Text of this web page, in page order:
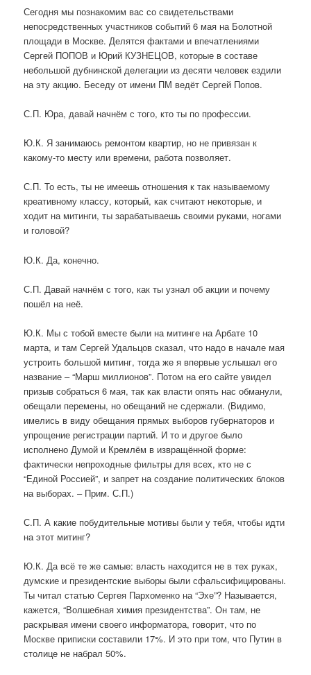
Сегодня мы познакомим вас со свидетельствами
непосредственных участников событий 6 мая на Болотной
площади в Москве. Делятся фактами и впечатлениями
Сергей ПОПОВ и Юрий КУЗНЕЦОВ, которые в составе
небольшой дубнинской делегации из десяти человек ездили
на эту акцию. Беседу от имени ПМ ведёт Сергей Попов.
С.П. Юра, давай начнём с того, кто ты по профессии.
Ю.К. Я занимаюсь ремонтом квартир, но не привязан к
какому-то месту или времени, работа позволяет.
С.П. То есть, ты не имеешь отношения к так называемому
креативному классу, который, как считают некоторые, и
ходит на митинги, ты зарабатываешь своими руками, ногами
и головой?
Ю.К. Да, конечно.
С.П. Давай начнём с того, как ты узнал об акции и почему
пошёл на неё.
Ю.К. Мы с тобой вместе были на митинге на Арбате 10
марта, и там Сергей Удальцов сказал, что надо в начале мая
устроить большой митинг, тогда же я впервые услышал его
название – “Марш миллионов”. Потом на его сайте увидел
призыв собраться 6 мая, так как власти опять нас обманули,
обещали перемены, но обещаний не сдержали. (Видимо,
имелись в виду обещания прямых выборов губернаторов и
упрощение регистрации партий. И то и другое было
исполнено Думой и Кремлём в извращённой форме:
фактически непроходные фильтры для всех, кто не с
“Единой Россией”, и запрет на создание политических блоков
на выборах. – Прим. С.П.)
С.П. А какие побудительные мотивы были у тебя, чтобы идти
на этот митинг?
Ю.К. Да всё те же самые: власть находится не в тех руках,
думские и президентские выборы были сфальсифицированы.
Ты читал статью Сергея Пархоменко на “Эхе”? Называется,
кажется, “Волшебная химия президентства”. Он там, не
раскрывая имени своего информатора, говорит, что по
Москве приписки составили 17%. И это при том, что Путин в
столице не набрал 50%.